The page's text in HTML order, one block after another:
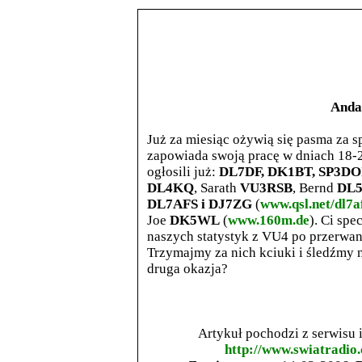
Już za miesiąc ożywią się pasma za
zapowiada swoją pracę w dniach
ogłosili już: DL7DF, DK1BT,
DL4KQ, Sarath VU3RSB, Bernd
DL7AFS i DJ7ZG (www.qsl.net/
Joe DK5WL (www.160m.de). Ci
naszych statystyk z VU4 po
Trzymajmy za nich kciuki i śledźmy
druga okazja?
Artykuł pochodzi z
http://